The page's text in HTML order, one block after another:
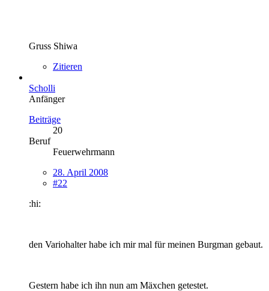
Gruss Shiwa
Zitieren
Scholli
Anfänger
Beiträge
20
Beruf
Feuerwehrmann
28. April 2008
#22
:hi:
den Variohalter habe ich mir mal für meinen Burgman gebaut.
Gestern habe ich ihn nun am Mäxchen getestet.